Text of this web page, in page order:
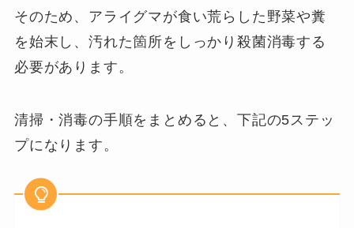
そのため、アライグマが食い荒らした野菜や糞
を始末し、汚れた箇所をしっかり殺菌消毒する
必要があります。
清掃・消毒の手順をまとめると、下記の5ステッ
プになります。